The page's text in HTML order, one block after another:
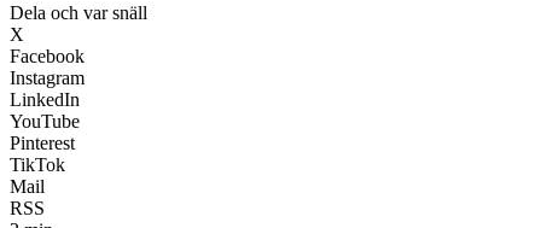
Dela och var snäll
X
Facebook
Instagram
LinkedIn
YouTube
Pinterest
TikTok
Mail
RSS